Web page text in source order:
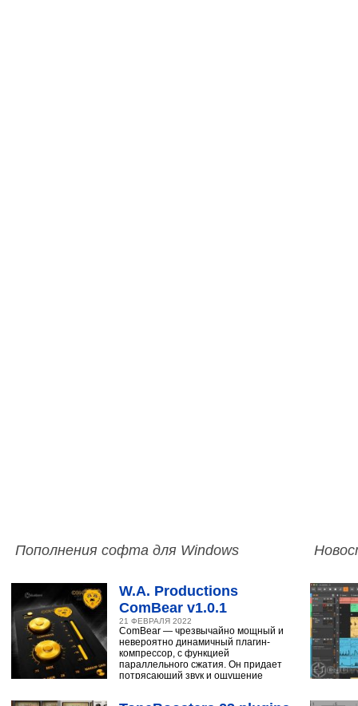
Пополнения софта для Windows
W.A. Productions
ComBear v1.0.1
21 ФЕВРАЛЯ 2022
ComBear — чрезвычайно мощный и
невероятно динамичный плагин-
компрессор, с функцией
параллельного сжатия. Он придает
потрясающий звук и ощущение